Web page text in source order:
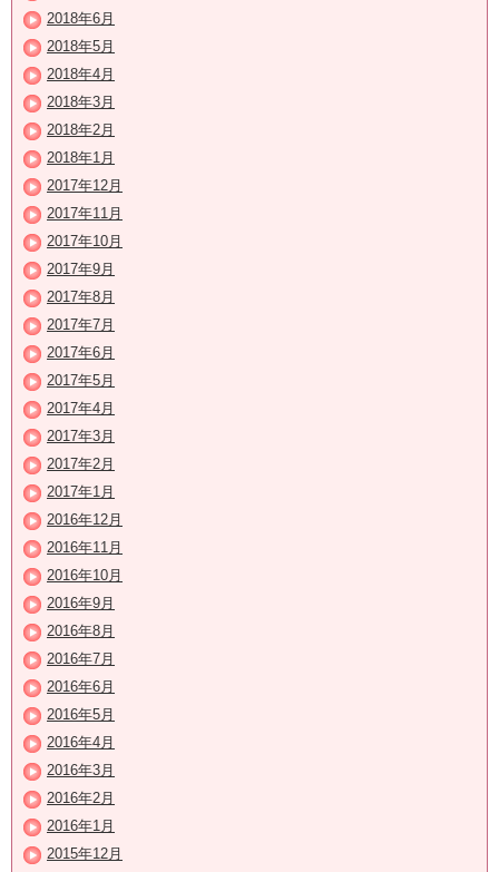
2018年6月
2018年5月
2018年4月
2018年3月
2018年2月
2018年1月
2017年12月
2017年11月
2017年10月
2017年9月
2017年8月
2017年7月
2017年6月
2017年5月
2017年4月
2017年3月
2017年2月
2017年1月
2016年12月
2016年11月
2016年10月
2016年9月
2016年8月
2016年7月
2016年6月
2016年5月
2016年4月
2016年3月
2016年2月
2016年1月
2015年12月